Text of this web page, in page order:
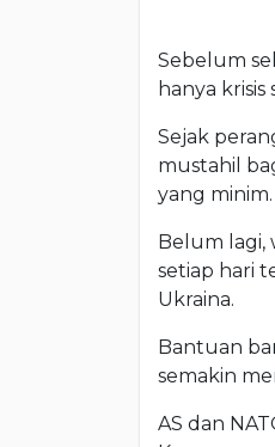
Sebelum
hanya
Sejak
mustahil
yang minim.
Belum lagi,
setiap hari
Ukraina.
Bantuan
semakin
AS dan